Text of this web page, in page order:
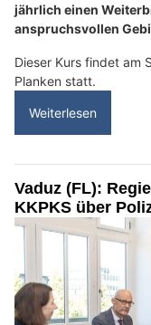
jährlich einen
anspruchsvollen
Dieser Kurs findet am
Planken statt.
Weiterlesen
Vaduz (FL):
KKPKS über